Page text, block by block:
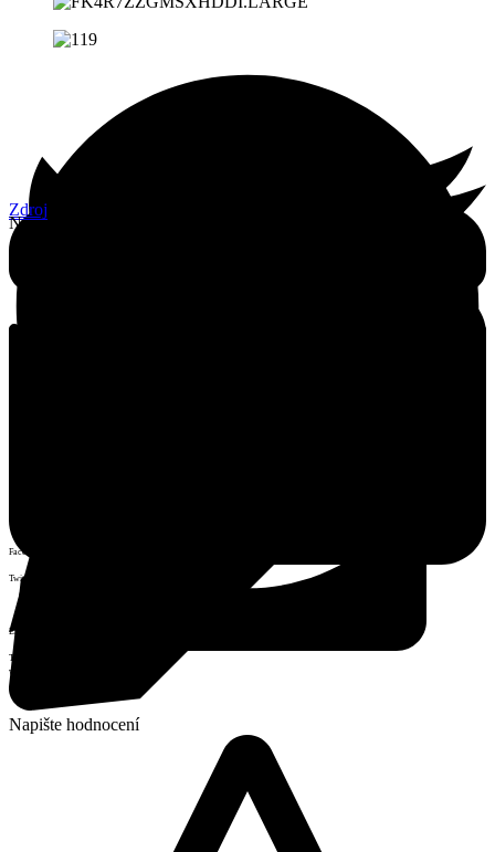
Facebook
Twitter
WhatsApp
Email
Tisk
Zdroj
Není hodnoceno
Napište hodnocení